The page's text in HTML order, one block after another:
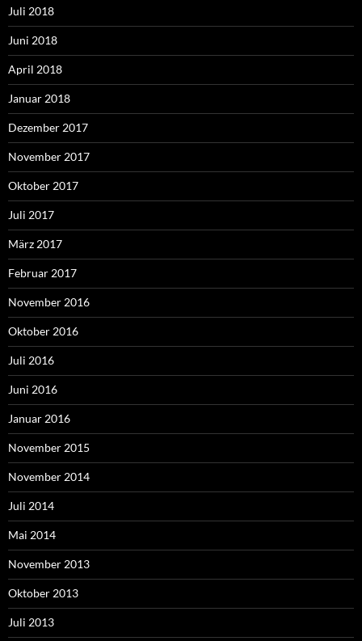
Juli 2018
Juni 2018
April 2018
Januar 2018
Dezember 2017
November 2017
Oktober 2017
Juli 2017
März 2017
Februar 2017
November 2016
Oktober 2016
Juli 2016
Juni 2016
Januar 2016
November 2015
November 2014
Juli 2014
Mai 2014
November 2013
Oktober 2013
Juli 2013